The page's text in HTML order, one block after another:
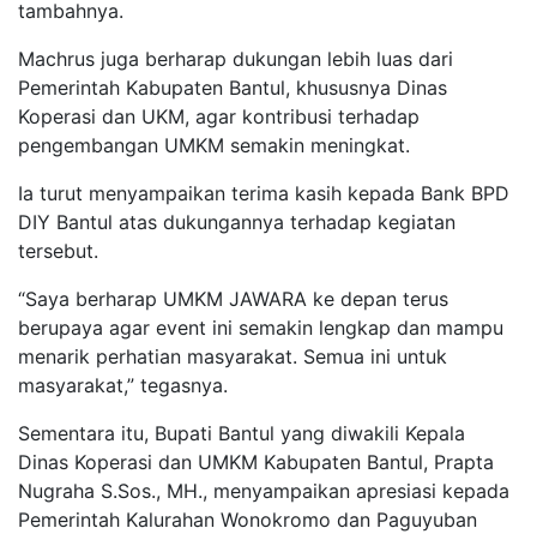
tambahnya.
Machrus juga berharap dukungan lebih luas dari
Pemerintah Kabupaten Bantul, khususnya Dinas
Koperasi dan UKM, agar kontribusi terhadap
pengembangan UMKM semakin meningkat.
Ia turut menyampaikan terima kasih kepada Bank BPD
DIY Bantul atas dukungannya terhadap kegiatan
tersebut.
“Saya berharap UMKM JAWARA ke depan terus
berupaya agar event ini semakin lengkap dan mampu
menarik perhatian masyarakat. Semua ini untuk
masyarakat,” tegasnya.
Sementara itu, Bupati Bantul yang diwakili Kepala
Dinas Koperasi dan UMKM Kabupaten Bantul, Prapta
Nugraha S.Sos., MH., menyampaikan apresiasi kepada
Pemerintah Kalurahan Wonokromo dan Paguyuban